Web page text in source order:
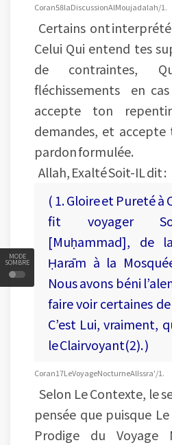
MODE
SOMBRE
Coran 58 la Discussion Al Moujadalah/1.
Certains ont interprété
Celui Qui entend tes
de contraintes,
fléchissements en
accepte ton
demandes, et
pardon formulée.
Allah, Exalté Soit-IL dit :
( 1. Gloire et Pureté à
fit voyager
[Muḥammad], de
Ḥarām à la
Nous avons béni
faire voir certaines
C’est Lui, vraiment,
le Clairvoyant(2). )
Coran 17 Le Voyage Nocturne Al Issra'/1.
Selon Le Contexte, le
pensée que puisque
Prodige du